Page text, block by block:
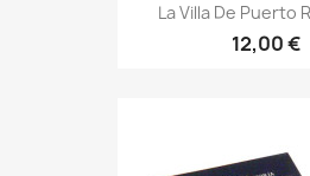
La Villa De Puerto
12,00 €